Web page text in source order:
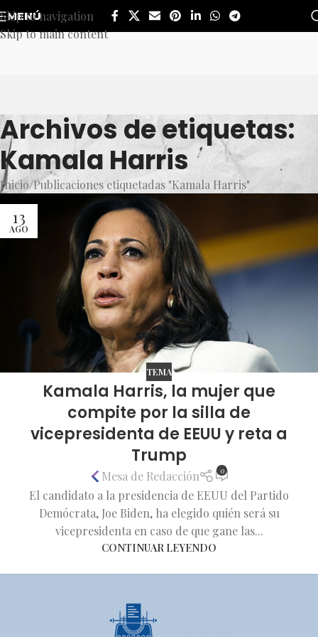
Skip to navigation
Skip to main content
MENÚ
Archivos de etiquetas:
Kamala Harris
Inicio Publicaciones etiquetadas "Kamala Harris"
13
AGO
TEMA
Kamala Harris, la mujer que
compite por la silla de
vicepresidenta de EEUU y reta a
Trump
Mesa de Redacción 0
El candidato a la presidencia de EEUU del Partido
Demócrata, Joe Biden, ha elegido quién será su
vicepresidenta en caso de que gane las...
CONTINUAR LEYENDO